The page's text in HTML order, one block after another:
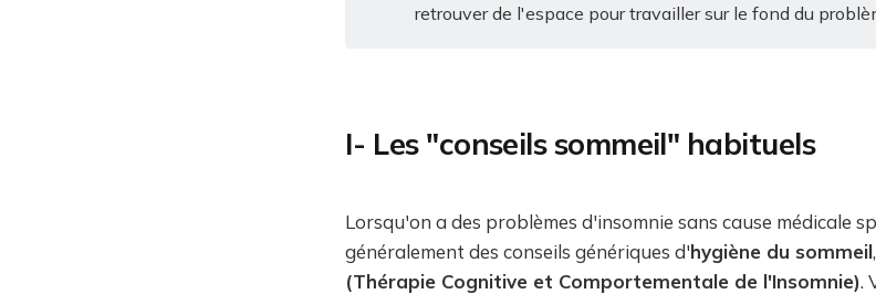
retrouver de l'espace pour travailler sur le fond du
I- Les "conseils sommeil" habituels
Lorsqu'on a des problèmes d'insomnie sans cause médicale
généralement des conseils génériques d'hygiène du sommeil
(Thérapie Cognitive et Comportementale de l'Insomnie).